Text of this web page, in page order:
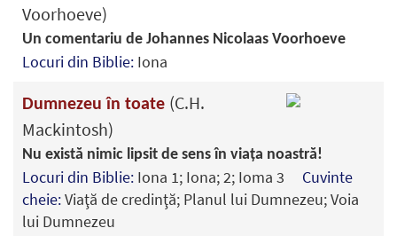
Voorhoeve)
Un comentariu de Johannes Nicolaas Voorhoeve
Locuri din Biblie: Iona
Dumnezeu în toate (C.H.
Mackintosh)
Nu există nimic lipsit de sens în viața noastră!
Locuri din Biblie: Iona 1; Iona; 2; Ioma 3 Cuvinte
cheie:Viaţă de credinţă; Planul lui Dumnezeu; Voia
lui Dumnezeu